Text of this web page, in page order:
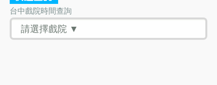
台中戲院時間查詢